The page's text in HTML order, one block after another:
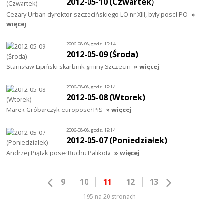
Cezary Urban dyrektor szczecińskiego LO nr XIII, były poseł PO »
więcej
2006-08-08, godz. 19:14
2012-05-09 (Środa)
Stanisław Lipiński skarbnik gminy Szczecin » więcej
2006-08-08, godz. 19:14
2012-05-08 (Wtorek)
Marek Gróbarczyk europoseł PiS » więcej
2006-08-08, godz. 19:14
2012-05-07 (Poniedziałek)
Andrzej Piątak poseł Ruchu Palikota » więcej
9 10 11 12 13
195 na 20 stronach